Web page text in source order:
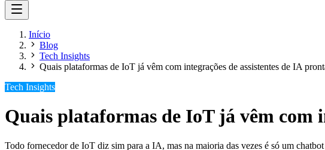
Início
Blog
Tech Insights
Quais plataformas de IoT já vêm com integrações de assistentes de IA
Tech Insights
Quais plataformas de IoT já vêm com
Todo fornecedor de IoT diz sim para a IA, mas na maioria das vezes é só um